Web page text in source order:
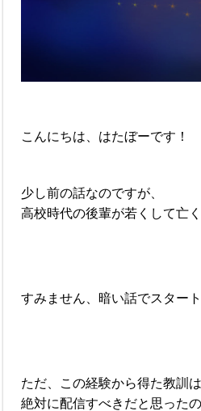
こんにちは、はたぼーです！
少し前の話なのですが、
高校時代の後輩が若くして亡
すみません、暗い話でスター
ただ、この経験から得た教訓は
絶対に配信すべきだと思ったの